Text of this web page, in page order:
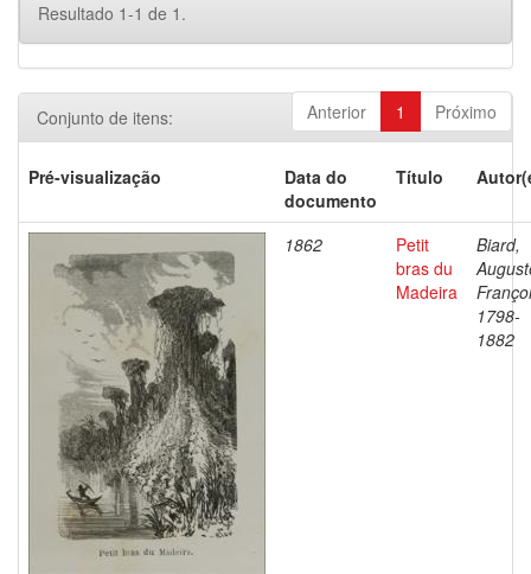
Resultado 1-1 de 1.
Anterior 1 Próximo
Conjunto de itens:
Pré-visualização
Data do
documento
Título
1862
Petit
bras du
Madeira
Biard,
1798-
1882